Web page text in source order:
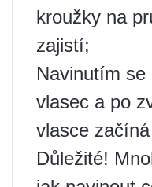
kroužky na
zajistí;
Navinutím
vlasec a po
vlasce
Důležité!